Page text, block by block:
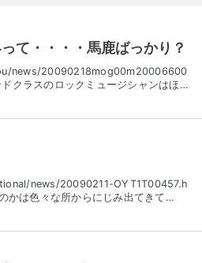
て・・・・馬鹿ばっかり？
news/20090218mog00m20006600
クラスのロックミュージシャンはほ…
news/20090211-OYT1T00457.h
かは色々な所からにじみ出てきて…